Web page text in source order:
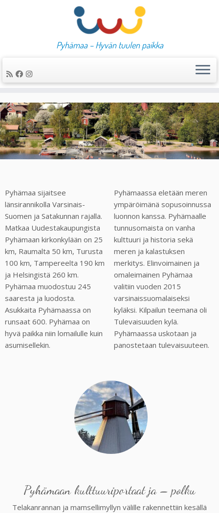
to
content
Pyhämaa – Hyvän tuulen paikka
Pyhämaa sijaitsee
länsirannikolla Varsinais-
Suomen ja Satakunnan rajalla.
Matkaa Uudestakaupungista
Pyhämaan kirkonkylään on 25
km, Raumalta 50 km, Turusta
100 km, Tampereelta 190 km
ja Helsingistä 260 km.
Pyhämaa muodostuu 245
saaresta ja luodosta.
Asukkaita Pyhämaassa on
runsaat 600. Pyhämaa on
hyvä paikka niin lomailulle kuin
asumisellekin.
Pyhämaassa eletään meren
ympäröimänä sopusoinnussa
luonnon kanssa. Pyhämaalle
tunnusomaista on vanha
kulttuuri ja historia sekä
meren ja kalastuksen
merkitys. Elinvoimainen ja
omaleimainen Pyhämaa
valitiin vuoden 2015
varsinaissuomalaiseksi
kyläksi. Kilpailun teemana oli
Tulevaisuuden kylä.
Pyhämaassa uskotaan ja
panostetaan tulevaisuuteen.
Pyhämaan kulttuuriportaat ja – polku
Telakanrannan ja mamsellimyllyn välille rakennettiin kesällä